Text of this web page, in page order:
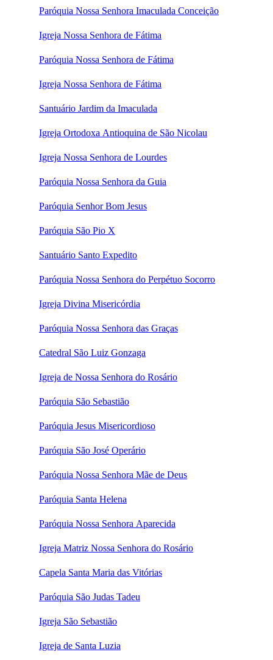
Paróquia Nossa Senhora Imaculada Conceição
Igreja Nossa Senhora de Fátima
Paróquia Nossa Senhora de Fátima
Igreja Nossa Senhora de Fátima
Santuário Jardim da Imaculada
Igreja Ortodoxa Antioquina de São Nicolau
Igreja Nossa Senhora de Lourdes
Paróquia Nossa Senhora da Guia
Paróquia Senhor Bom Jesus
Paróquia São Pio X
Santuário Santo Expedito
Paróquia Nossa Senhora do Perpétuo Socorro
Igreja Divina Misericórdia
Paróquia Nossa Senhora das Graças
Catedral São Luiz Gonzaga
Igreja de Nossa Senhora do Rosário
Paróquia São Sebastião
Paróquia Jesus Misericordioso
Paróquia São José Operário
Paróquia Nossa Senhora Mãe de Deus
Paróquia Santa Helena
Paróquia Nossa Senhora Aparecida
Igreja Matriz Nossa Senhora do Rosário
Capela Santa Maria das Vitórias
Paróquia São Judas Tadeu
Igreja São Sebastião
Igreja de Santa Luzia